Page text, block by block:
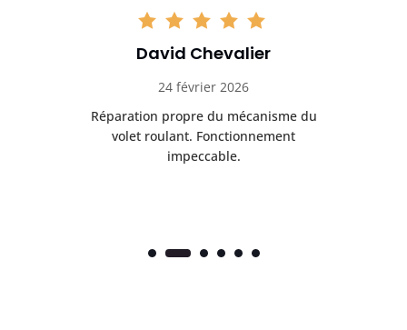
David Chevalier
24 février 2026
Réparation propre du mécanisme du
volet roulant. Fonctionnement
impeccable.